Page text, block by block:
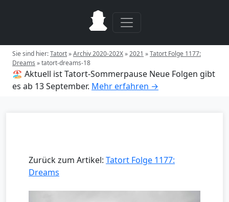
Sie sind hier:Tatort»Archiv 2020-202X»2021 »Tatort Folge 1177:
Dreams »tatort-dreams-18
🏖️ Aktuell ist Tatort-Sommerpause Neue Folgen gibt
es ab 13 September. Mehr erfahren →
Zurück zum Artikel: Tatort Folge 1177:
Dreams